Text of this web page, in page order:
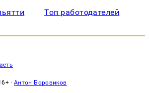
Топ работодателей
·Антон Боровиков